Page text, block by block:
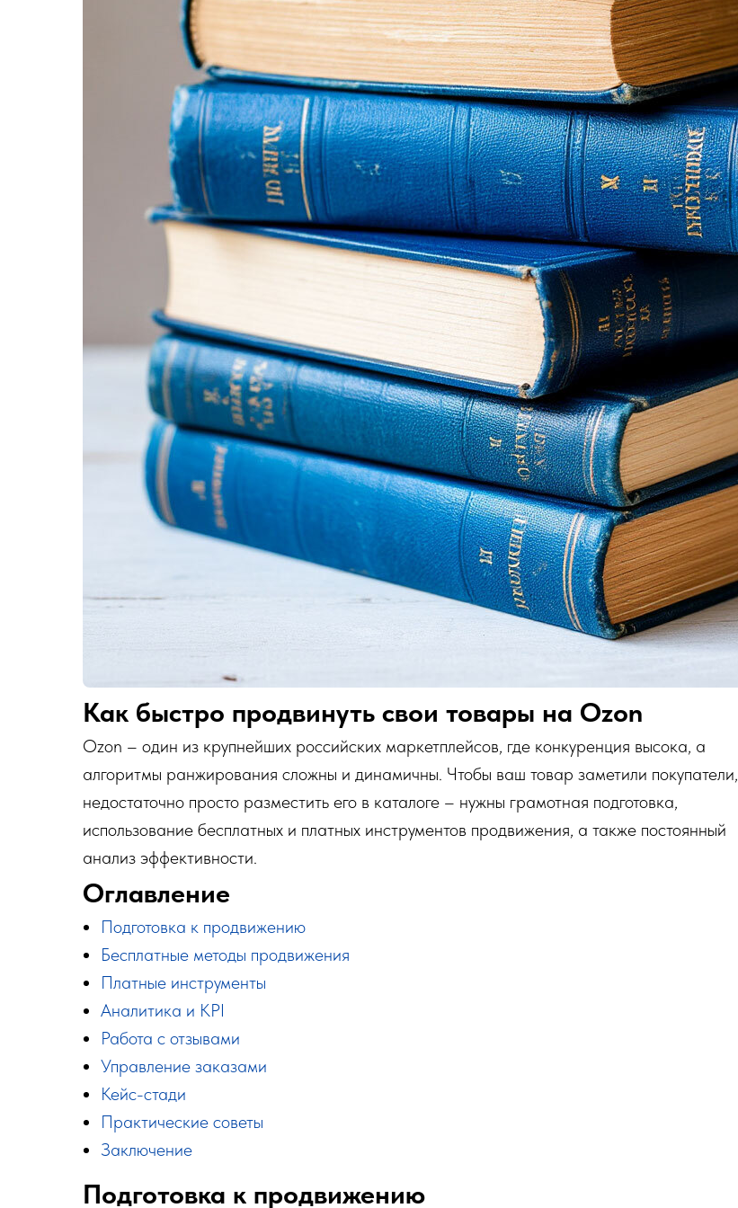
Как быстро продвинуть свои товары на Ozon
Ozon – один из крупнейших российских маркетплейсов, где конкуренция высока, а
алгоритмы ранжирования сложны и динамичны. Чтобы ваш товар заметили покупатели,
недостаточно просто разместить его в каталоге – нужны грамотная подготовка,
использование бесплатных и платных инструментов продвижения, а также постоянный
анализ эффективности.
Оглавление
Подготовка к продвижению
Бесплатные методы продвижения
Платные инструменты
Аналитика и KPI
Работа с отзывами
Управление заказами
Кейс-стади
Практические советы
Заключение
Подготовка к продвижению